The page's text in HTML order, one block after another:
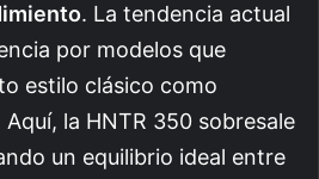
. La tendencia actual
por modelos que
estilo clásico como
la HNTR 350 sobresale
un equilibrio ideal entre